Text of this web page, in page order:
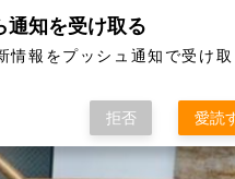
ト
とめ、BGM（挿入曲）、登場した
通知を受け取る
情報をプッシュ通知で受け取
拒否 愛読